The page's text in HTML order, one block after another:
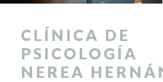
CLÍNICA DE
PSICOLOGÍA
NEREA